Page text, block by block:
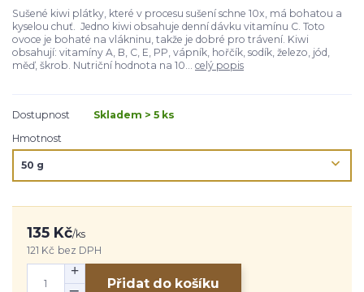
Sušené kiwi plátky, které v procesu sušení schne 10x, má bohatou a
kyselou chuť. Jedno kiwi obsahuje denní dávku vitamínu C. Toto
ovoce je bohaté na vlákninu, takže je dobré pro trávení. Kiwi
obsahují: vitamíny A, B, C, E, PP, vápník, hořčík, sodík, železo, jód,
měď, škrob. Nutriční hodnota na 10... celý popis
Dostupnost
Skladem > 5 ks
Hmotnost
135 Kč/ks
121 Kč bez DPH
Přidat do košíku